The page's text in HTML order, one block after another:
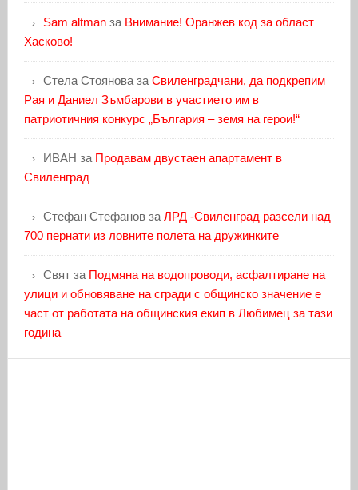
Sam altmanза Внимание! Оранжев код за област
Хасково!
Стела Стояноваза Свиленградчани, да подкрепим
Рая и Даниел Зъмбарови в участието им в
патриотичния конкурс „България – земя на герои!“
ИВАН за Продавам двустаен апартамент в
Свиленград
Стефан Стефановза ЛРД -Свиленград разсели над
700 пернати из ловните полета на дружинките
Святза Подмяна на водопроводи, асфалтиране на
улици и обновяване на сгради с общинско значение е
част от работата на общинския екип в Любимец за тази
година